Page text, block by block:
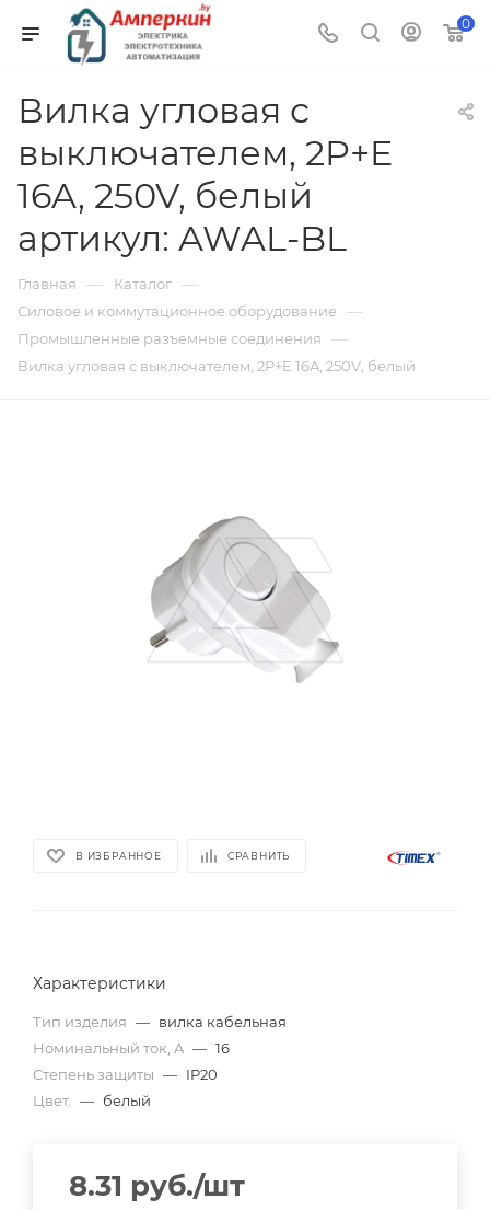
0
Вилка угловая с
выключателем, 2P+E
16A, 250V, белый
артикул: AWAL-BL
Главная — Каталог —
Силовое и коммутационное оборудование —
Промышленные разъемные соединения —
Вилка угловая с выключателем, 2P+E 16A, 250V, белый
В ИЗБРАННОЕ СРАВНИТЬ
Характеристики
Тип изделия — вилка кабельная
Номинальный ток, A — 16
Степень защиты — IP20
Цвет.
— белый
8.31 руб./шт